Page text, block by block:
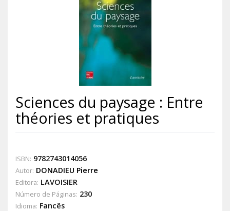
Sciences du paysage : Entre
théories et pratiques
ISBN: 9782743014056
Autor: DONADIEU Pierre
Editora: LAVOISIER
Número de Páginas: 230
Idioma: Fancês